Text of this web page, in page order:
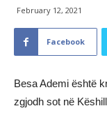
February 12, 2021
Facebook
Besa Ademi është
zgjodh sot në